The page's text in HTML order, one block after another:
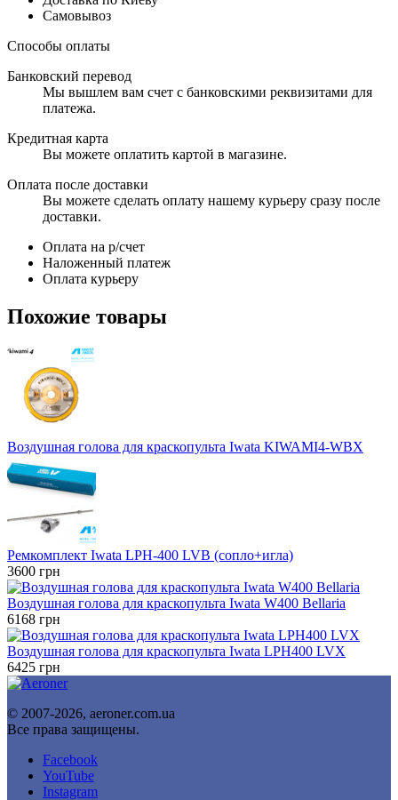
Самовывоз
Способы оплаты
Банковский перевод
Мы вышлем вам счет с банковскими реквизитами для
платежа.
Кредитная карта
Вы можете оплатить картой в магазине.
Оплата после доставки
Вы можете сделать оплату нашему курьеру сразу после
доставки.
Оплата на р/счет
Наложенный платеж
Оплата курьеру
Похожие товары
Воздушная голова для краскопульта Iwata KIWAMI4-WBX
Ремкомплект Iwata LPH-400 LVB (сопло+игла)
3600 грн
Воздушная голова для краскопульта Iwata W400 Bellaria
6168 грн
Воздушная голова для краскопульта Iwata LPH400 LVX
6425 грн
© 2007-2026, aeroner.com.ua
Все права защищены.
Facebook
YouTube
Instagram